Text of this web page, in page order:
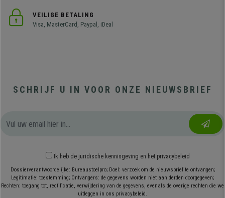
VEILIGE BETALING
Visa, MasterCard, Paypal, iDeal
SCHRIJF U IN VOOR ONZE NIEUWSBRIEF
Ik heb de juridische kennisgeving en het privacybeleid
Dossierverantwoordelijke: Bureaustoelpro; Doel: verzoek om de nieuwsbrief te ontvangen;
Legitimatie: toestemming; Ontvangers: de gegevens worden niet aan derden doorgegeven;
Rechten: toegang tot, rectificatie, verwijdering van de gegevens, evenals de overige rechten die we
uitleggen in ons privacybeleid.